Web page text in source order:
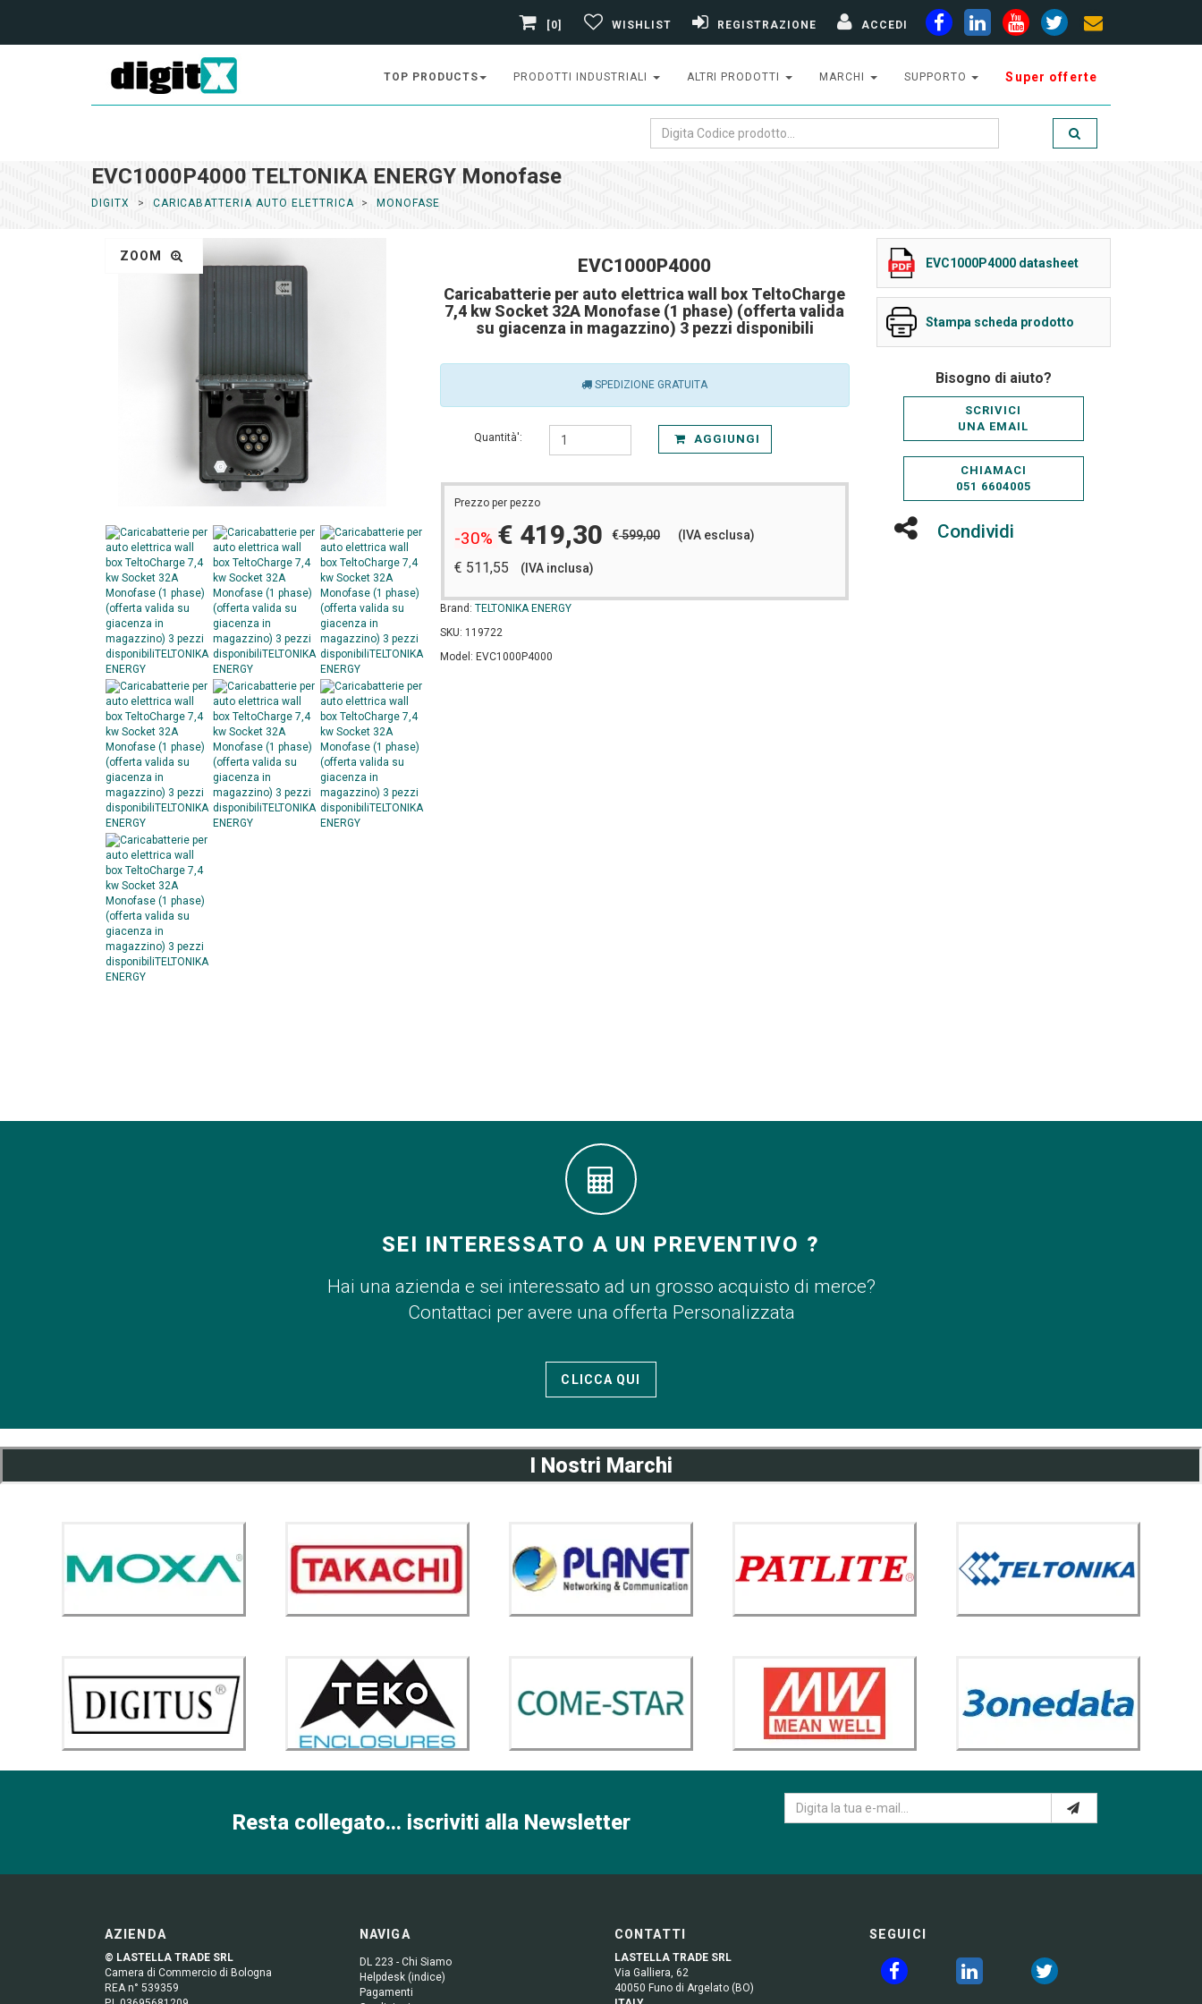
[0] WISHLIST REGISTRAZIONE ACCEDI
TOP PRODUCTS PRODOTTI INDUSTRIALI ALTRI PRODOTTI MARCHI SUPPORTO Super offerte
EVC1000P4000 TELTONIKA ENERGY Monofase
DIGITX CARICABATTERIA AUTO ELETTRICA MONOFASE
ZOOM EVC1000P4000
Caricabatterie per auto elettrica wall box TeltoCharge
7,4 kw Socket 32A Monofase (1 phase) (offerta valida
su giacenza in magazzino) 3 pezzi disponibili
SPEDIZIONE GRATUITA
Quantità': AGGIUNGI
Prezzo per pezzo
-30% € 419,30 €599,00 (IVA esclusa)
€ 511,55 (IVA inclusa)
Brand: TELTONIKA ENERGY
SKU: 119722
Model: EVC1000P4000
EVC1000P4000 datasheet
Stampa scheda prodotto
Bisogno di aiuto?
SCRIVICI
UNA EMAIL
CHIAMACI
051 6604005
Condividi
SEI INTERESSATO A UN PREVENTIVO ?
Hai una azienda e sei interessato ad un grosso acquisto di merce?
Contattaci per avere una offerta Personalizzata
CLICCA QUI
I Nostri Marchi
Resta collegato... iscriviti alla Newsletter
AZIENDA
© LASTELLA TRADE SRL
Camera di Commercio di Bologna
REA n° 539359
NAVIGA
DL 223 - Chi Siamo
Helpdesk (indice)
Pagamenti
CONTATTI
LASTELLA TRADE SRL
Via Galliera, 62
40050 Funo di Argelato (BO)
SEGUICI